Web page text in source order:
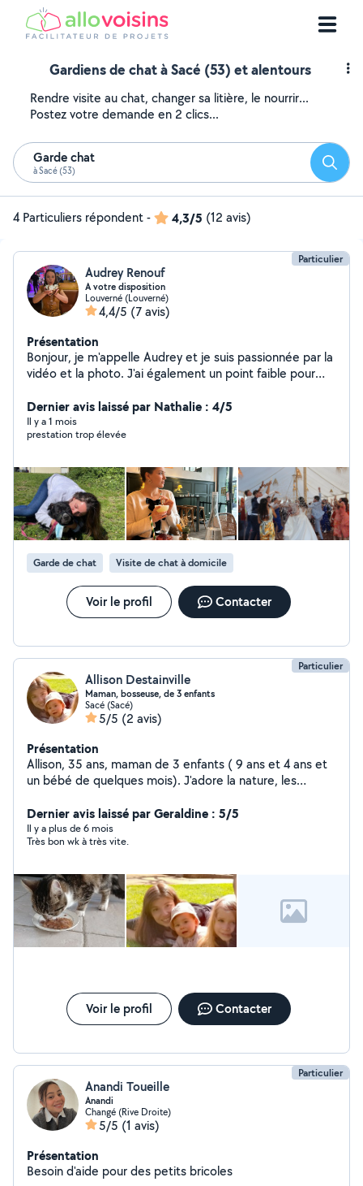
Gardiens de chat à Sacé (53) et alentours
Rendre visite au chat, changer sa litière, le nourrir...
Postez votre demande en 2 clics...
Garde chat
à Sacé (53)
4 Particuliers répondent- 4,3/5 (12 avis)
Particulier
Audrey Renouf
A votre disposition
Louverné (Louverné)
4,4/5 (7 avis)
Présentation
Bonjour, je m'appelle Audrey et je suis passionnée par la
vidéo et la photo. J'ai également un point faible pour
Je serais ravie de m'occuper de vos boules de poils en
votre absence Je vous propose également mes
services en tant que photographe amatrice, vidéaste,
photos etc) N'hésitez pas à me contacter pour
immortaliser de jolis moments
Dernier avis laissé par Nathalie : 4/5
Il y a 1 mois
prestation trop élevée
Garde de chat Visite de chat à domicile
Voir le profil Contacter
Particulier
Allison Destainville
Maman, bosseuse, de 3 enfants
Sacé (Sacé)
5/5 (2 avis)
Présentation
Allison, 35 ans, maman de 3 enfants ( 9 ans et 4 ans et
un bébé de quelques mois). J'adore la nature, les
Dernier avis laissé par Geraldine : 5/5
Il y a plus de 6 mois
Très bon wk à très vite.
Voir le profil Contacter
Particulier
Anandi Toueille
Anandi
Changé (Rive Droite)
5/5 (1 avis)
Présentation
Besoin d'aide pour des petits bricoles